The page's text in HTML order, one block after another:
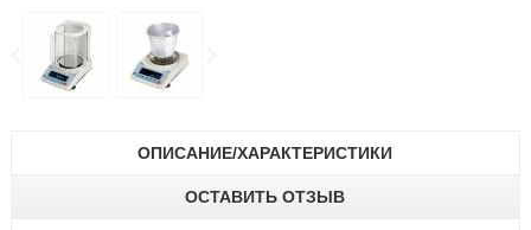
ОПИСАНИЕ/ХАРАКТЕРИСТИКИ
ОСТАВИТЬ ОТЗЫВ